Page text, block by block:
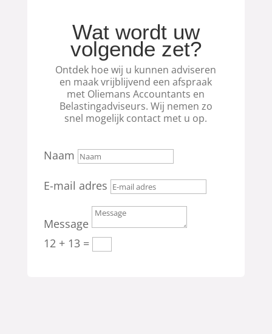
Wat wordt uw
volgende zet?
Ontdek hoe wij u kunnen adviseren
en maak vrijblijvend een afspraak
met Oliemans Accountants en
Belastingadviseurs. Wij nemen zo
snel mogelijk contact met u op.
Naam
E-mail adres
Message
12 + 13=